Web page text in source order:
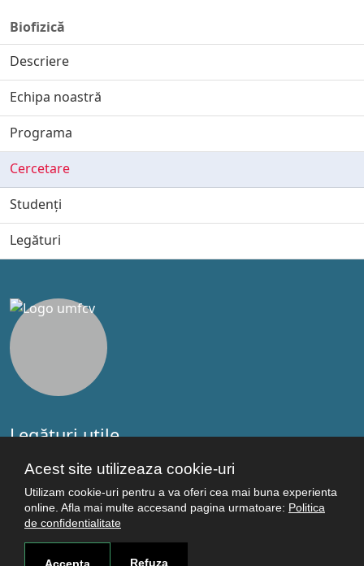
Acest site utilizeaza cookie-uri
Utilizam cookie-uri pentru a va oferi cea mai buna experienta
online. Afla mai multe accesand pagina urmatoare: Politica
de confidentialitate
Refuza
Biofizică
Descriere
Echipa noastră
Programa
Cercetare
Studenți
Legături
Legături utile
Studenţi
Facultăţi
Cercetare
Termeni şi condiţii
Politica de confidenţialitate